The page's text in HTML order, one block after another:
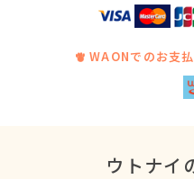
WAONでのお支
ウトナイ